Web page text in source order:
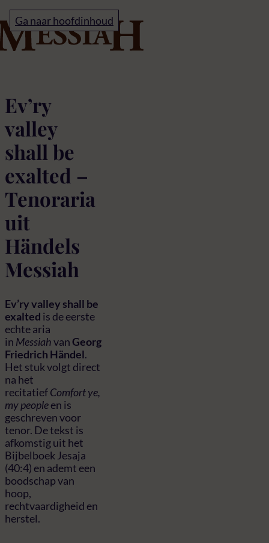
Ga naar hoofdinhoud Home
Ev’ry valley shall be
Ev’ry
valley
shall be
exalted –
Tenoraria
uit
Händels
Messiah
Ev’ry valley shall be
exalted is de eerste
echte aria
in MessiahvanGeorg
Friedrich Händel.
Het stuk volgt direct
na het
recitatiefComfort ye,
my peopleen is
geschreven voor
tenor. De tekst is
afkomstig uit het
Bijbelboek Jesaja
(40:4) en ademt een
boodschap van
hoop,
rechtvaardigheid en
herstel.